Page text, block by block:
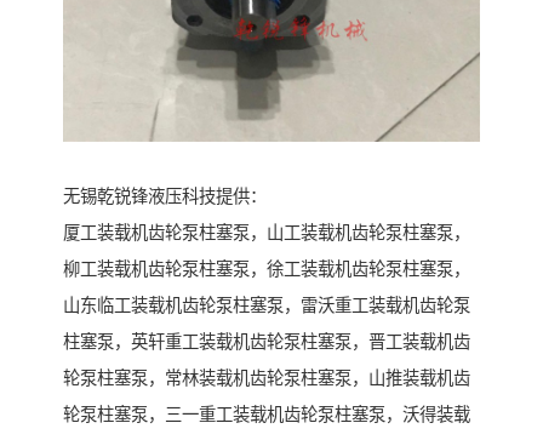
无锡乾锐锋液压科技提供：
厦工装载机齿轮泵柱塞泵，山工装载机齿轮泵柱塞泵，
柳工装载机齿轮泵柱塞泵，徐工装载机齿轮泵柱塞泵，
山东临工装载机齿轮泵柱塞泵，雷沃重工装载机齿轮泵
柱塞泵，英轩重工装载机齿轮泵柱塞泵，晋工装载机齿
轮泵柱塞泵，常林装载机齿轮泵柱塞泵，山推装载机齿
轮泵柱塞泵，三一重工装载机齿轮泵柱塞泵，沃得装载